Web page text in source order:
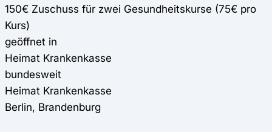
150€ Zuschuss für zwei Gesundheitskurse (75€ pro
Kurs)
geöffnet in
Heimat Krankenkasse
bundesweit
Heimat Krankenkasse
Berlin, Brandenburg